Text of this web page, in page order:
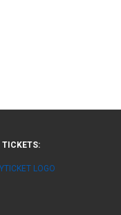
TICKETS: